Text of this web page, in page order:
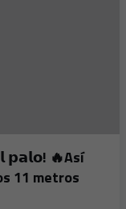
𝗽𝗮𝗹𝗼! 🔥Así
11 metros